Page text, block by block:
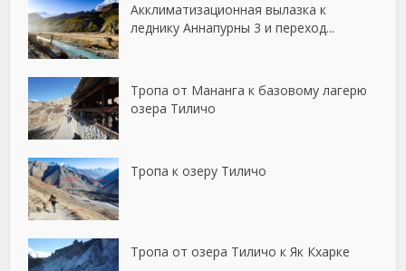
Акклиматизационная вылазка к
леднику Аннапурны 3 и переход...
Тропа от Мананга к базовому лагерю
озера Тиличо
Тропа к озеру Тиличо
Тропа от озера Тиличо к Як Кхарке